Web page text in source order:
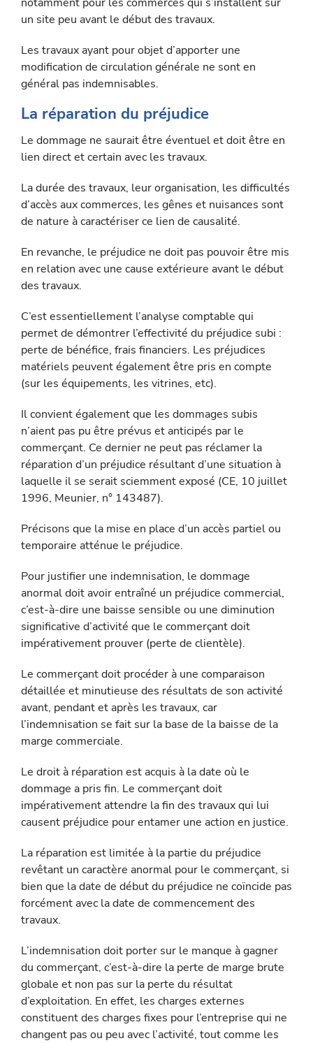
un site peu avant le début des travaux.
Les travaux ayant pour objet d’apporter une
modification de circu­lation générale ne sont en
général pas indemnisables.
La réparation du préjudice
Le dommage ne saurait être éventuel et doit être en
lien direct et certain avec les travaux.
La durée des travaux, leur organisation, les difficultés
d’accès aux commerces, les gênes et nuisances sont
de nature à caractériser ce lien de causalité.
En revanche, le préjudice ne doit pas pouvoir être mis
en relation avec une cause extérieure avant le début
des travaux.
C’est essentiellement l’analyse comptable qui
permet de démontrer l’effectivité du préjudice subi :
perte de bénéfice, frais financiers. Les préjudices
matériels peuvent également être pris en compte
(sur les équipements, les vitrines, etc).
Il convient également que les dommages subis
n’aient pas pu être prévus et anticipés par le
commerçant. Ce dernier ne peut pas réclamer la
réparation d’un préjudice résultant d’une situation à
laquelle il se serait sciemment exposé (CE, 10 juillet
1996, Meunier, n° 143487).
Précisons que la mise en place d’un accès partiel ou
temporaire atténue le préjudice.
Pour justifier une indemnisation, le dommage
anormal doit avoir entraîné un préjudice commercial,
c’est-à-dire une baisse sensible ou une diminution
significative d’activité que le commerçant doit
impérativement prouver (perte de clientèle).
Le commerçant doit procéder à une comparaison
détaillée et minutieuse des résultats de son activité
avant, pendant et après les travaux, car
l’indemnisation se fait sur la base de la baisse de la
marge commerciale.
Le droit à réparation est acquis à la date où le
dommage a pris fin. Le commerçant doit
impérativement attendre la fin des travaux qui lui
causent préjudice pour entamer une action en justice.
La réparation est limitée à la partie du préjudice
revêtant un ca­ractère anormal pour le commerçant, si
bien que la date de début du préjudice ne coïncide pas
forcément avec la date de commen­cement des
travaux.
L’indemnisation doit porter sur le manque à gagner
du commerçant, c’est-à-dire la perte de marge brute
globale et non pas sur la perte du résultat
d’exploitation. En effet, les charges externes
constituent des charges fixes pour l’entreprise qui ne
changent pas ou peu avec l’activité, tout comme les